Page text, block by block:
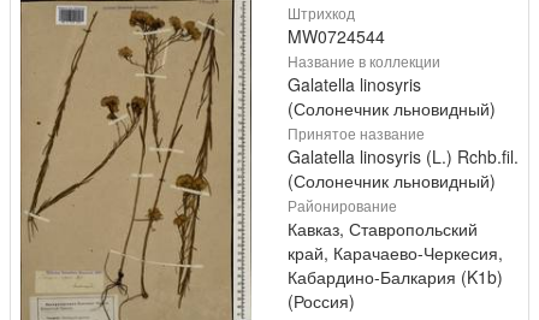
Штрихкод
MW0724544
Название в коллекции
Galatella linosyris
(Солонечник льновидный)
Принятое название
Galatella linosyris (L.) Rchb.fil.
(Солонечник льновидный)
Районирование
Кавказ, Ставропольский
край, Карачаево-Черкесия,
Кабардино-Балкария (K1b)
(Россия)